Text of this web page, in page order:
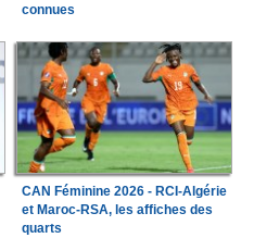
connues
CAN Féminine 2026 - RCI-Algérie
et Maroc-RSA, les affiches des
quarts